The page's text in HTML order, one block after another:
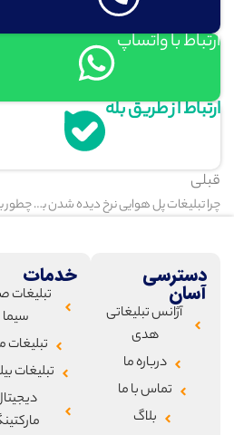
ارتباط از طریق بله
ارتباط با واتساپ
قبلی
چرا تبلیغات پل هوایی نرخ دیده شدن بالاتری دارد؟
دسترسی
آسان
آژانس تبلیغاتی
هدی
درباره ما
تماس با ما
بلاگ
خدمات
تبلیغات
سیما
تبلیغات
تبلیغات